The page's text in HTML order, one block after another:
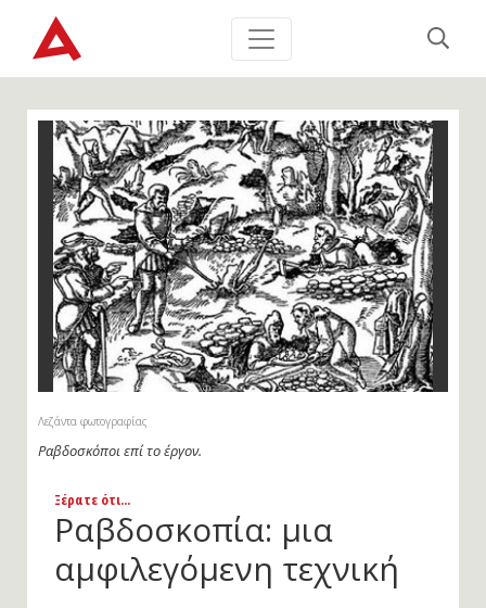
Λεζάντα φωτογραφίας
Ραβδοσκόποι επί το έργον.
Ξέρατε ότι...
Ραβδοσκοπία: μια
αμφιλεγόμενη τεχνική